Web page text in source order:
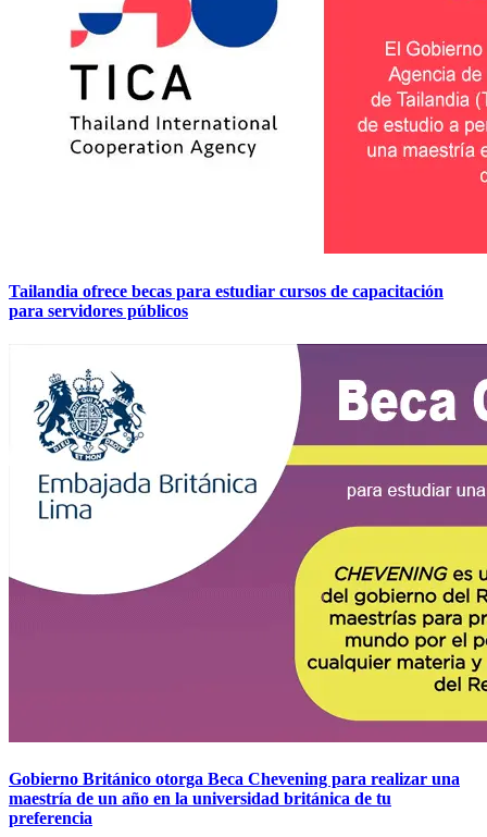
Tailandia ofrece becas para estudiar cursos de capacitación
para servidores públicos
Gobierno Británico otorga Beca Chevening para realizar una
maestría de un año en la universidad británica de tu
preferencia